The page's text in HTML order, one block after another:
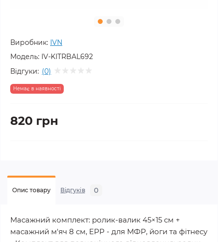
Виробник: IVN
Модель: IV-KITRBAL692
Відгуки: (0)
Немає в наявності
820 грн
Опис товару Відгуків 0
Масажний комплект: ролик-валик 45×15 см +
масажний м'яч 8 см, EPP - для МФР, йоги та фітнесу